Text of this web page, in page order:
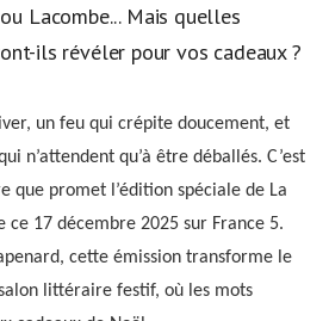
Lacombe... Mais quelles
ils révéler pour vos cadeaux ?
un feu qui crépite doucement, et
n’attendent qu’à être déballés. C’est
que promet l’édition spéciale de La
ce 17 décembre 2025 sur France 5.
cette émission transforme le
littéraire festif, où les mots